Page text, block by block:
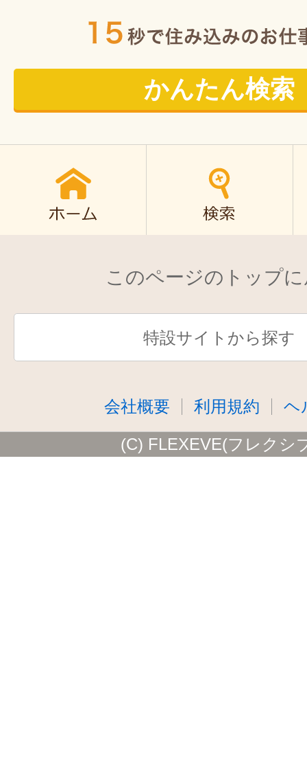
かんたん検索
このページのトップ
特設サイトから探す
会社概要 利用規約 ヘ
(C) FLEXEVE(フレクシ